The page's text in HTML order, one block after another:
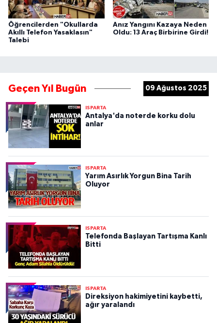
Öğrencilerden "Okullarda
Akıllı Telefon Yasaklasın"
Talebi
Anız Yangını Kazaya Neden
Oldu: 13 Araç Birbirine Girdi!
Geçen Yıl Bugün 09 Ağustos 2025
ISPARTA
Antalya'da noterde korku dolu
anlar
ISPARTA
Yarım Asırlık Yorgun Bina Tarih
Oluyor
ISPARTA
Telefonda Başlayan Tartışma Kanlı
Bitti
ISPARTA
Direksiyon hakimiyetini kaybetti,
ağır yaralandı